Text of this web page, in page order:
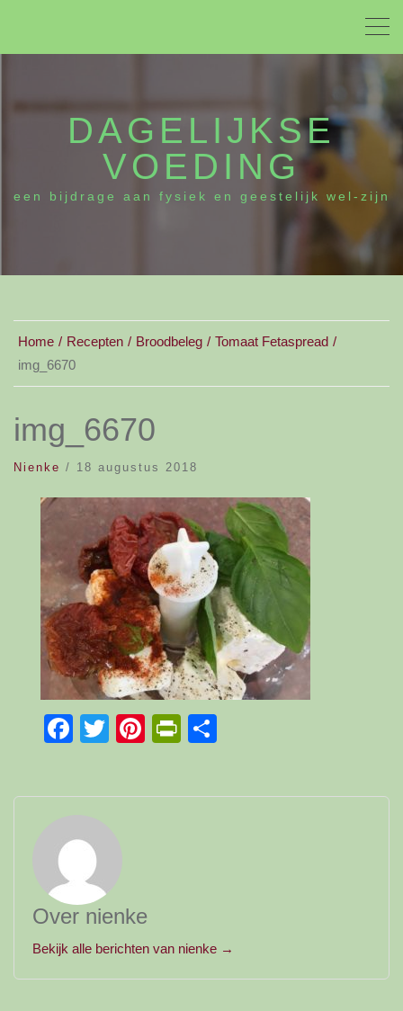
DAGELIJKSE
VOEDING
een bijdrage aan fysiek en geestelijk wel-zijn
Home Recepten Broodbeleg
Tomaat Fetaspread
img_6670
img_6670
Nienke / 18 augustus 2018
Facebook
TwitterPinterest
PrintFriendly
Over nienke
Bekijk alle berichten van nienke →